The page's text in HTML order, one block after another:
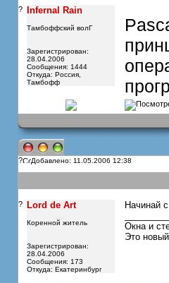
? Infernal Rain
Тамбоффский волГ
Зарегистрирован:
28.04.2006
Сообщения: 1444
Откуда: Россия,
Тамбофф
? Добавлено: 11.05.2006 12:38
? Lord de Art
Коренной житель
Зарегистрирован:
28.04.2006
Сообщения: 173
Откуда: Екатеринбург
Начинай
Окна и
Это